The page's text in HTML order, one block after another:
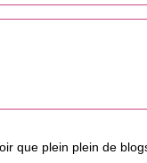
que plein plein de